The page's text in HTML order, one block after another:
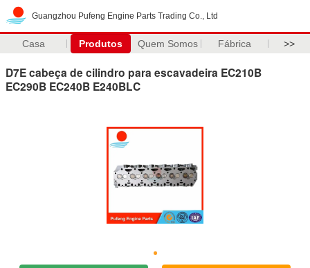
Guangzhou Pufeng Engine Parts Trading Co., Ltd
Casa Produtos Quem Somos Fábrica >>
D7E cabeça de cilindro para escavadeira EC210B
EC290B EC240B E240BLC